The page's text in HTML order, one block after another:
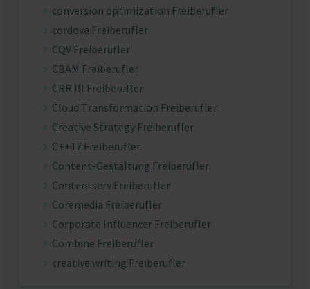
conversion optimization Freiberufler
cordova Freiberufler
CQV Freiberufler
CBAM Freiberufler
CRR III Freiberufler
Cloud Transformation Freiberufler
Creative Strategy Freiberufler
C++17 Freiberufler
Content-Gestaltung Freiberufler
Contentserv Freiberufler
Coremedia Freiberufler
Corporate Influencer Freiberufler
Combine Freiberufler
creative writing Freiberufler